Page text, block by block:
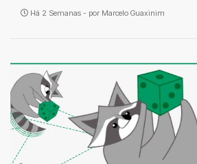
Há 2 Semanas - por Marcelo Guaxinim